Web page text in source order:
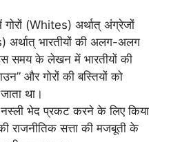
(Whites) अर्थात् अंग्रेजों
भारतीयों की अलग-अलग
समय के लेखन में भारतीयों की
और गोरों की बस्तियों को
था।
नस्ली भेद प्रकट करने के लिए किया
राजनीतिक सत्ता की मजबूती के